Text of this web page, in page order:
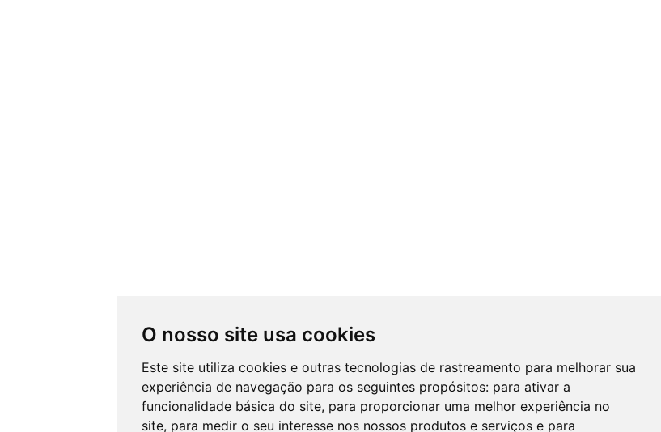
O nosso site usa cookies
Este site utiliza cookies e outras tecnologias de rastreamento para melhorar sua
experiência de navegação para os seguintes propósitos: para ativar a
funcionalidade básica do site, para proporcionar uma melhor experiência no
site, para medir o seu interesse nos nossos produtos e serviços e para